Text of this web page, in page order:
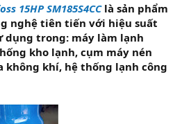
15HP SM185S4CClà sản phẩm
nghệ tiên tiến với hiệu suất
dụng trong: máy làm lạnh
kho lạnh, cụm máy nén
không khí, hệ thống lạnh công